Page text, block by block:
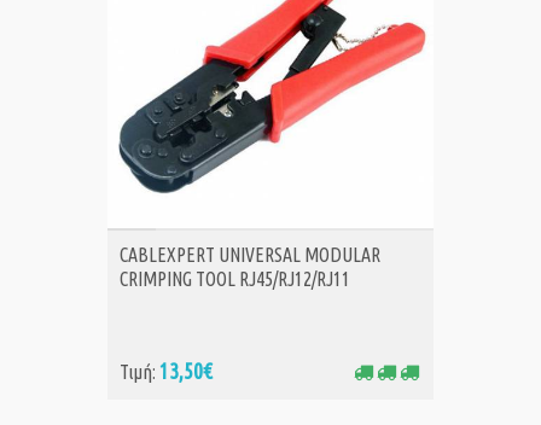
ΑΓΟΡΑ
CABLEXPERT UNIVERSAL MODULAR
CRIMPING TOOL RJ45/RJ12/RJ11
Τιμή: 13,50€